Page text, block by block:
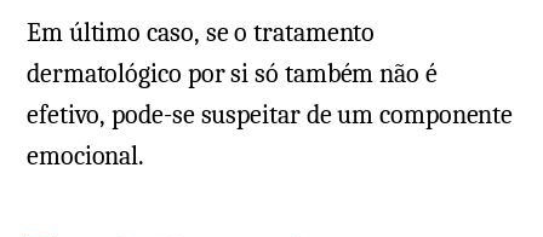
Em último caso, se o tratamento
dermatológico por si só também não é
efetivo, pode-se suspeitar de um componente
emocional.